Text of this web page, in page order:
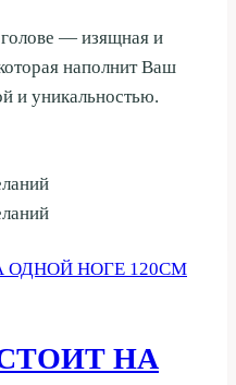
— изящная и
наполнит Ваш
и уникальностью.
НА